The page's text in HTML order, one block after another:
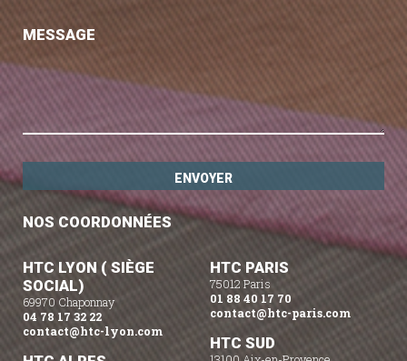
MESSAGE
NOS COORDONNÉES
HTC LYON ( SIÈGE
SOCIAL)
69970 Chaponnay
04 78 17 32 22
contact@htc-lyon.com
HTC PARIS
75012 Paris
01 88 40 17 70
contact@htc-paris.com
HTC SUD